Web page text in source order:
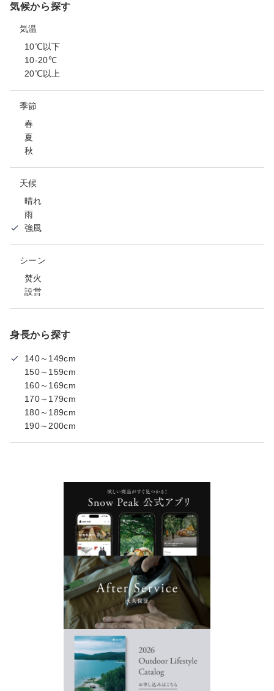
気候から探す
気温
10℃以下
10-20℃
20℃以上
季節
春
夏
秋
天候
晴れ
雨
強風
シーン
焚火
設営
身長から探す
140～149cm
150～159cm
160～169cm
170～179cm
180～189cm
190～200cm